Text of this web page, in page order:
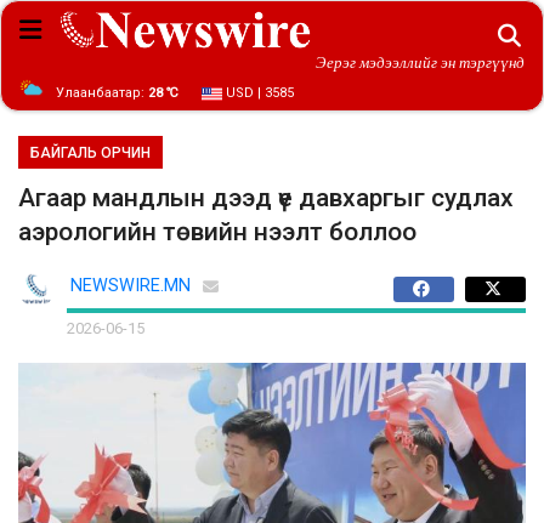
Эерэг мэдээллийг эн тэргүүнд
Улаанбаатар: 28 ℃ USD | 3585
БАЙГАЛЬ ОРЧИН
Агаар мандлын дээд үе давхаргыг судлах
аэрологийн төвийн нээлт боллоо
NEWSWIRE.MN
2026-06-15